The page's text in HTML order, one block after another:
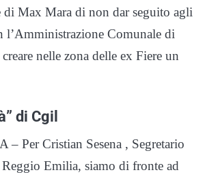
di Max Mara di non dar seguito agli
l’Amministrazione Comunale di
nelle zona delle ex Fiere un
di Cgil
Per Cristian Sesena , Segretario
Emilia, siamo di fronte ad